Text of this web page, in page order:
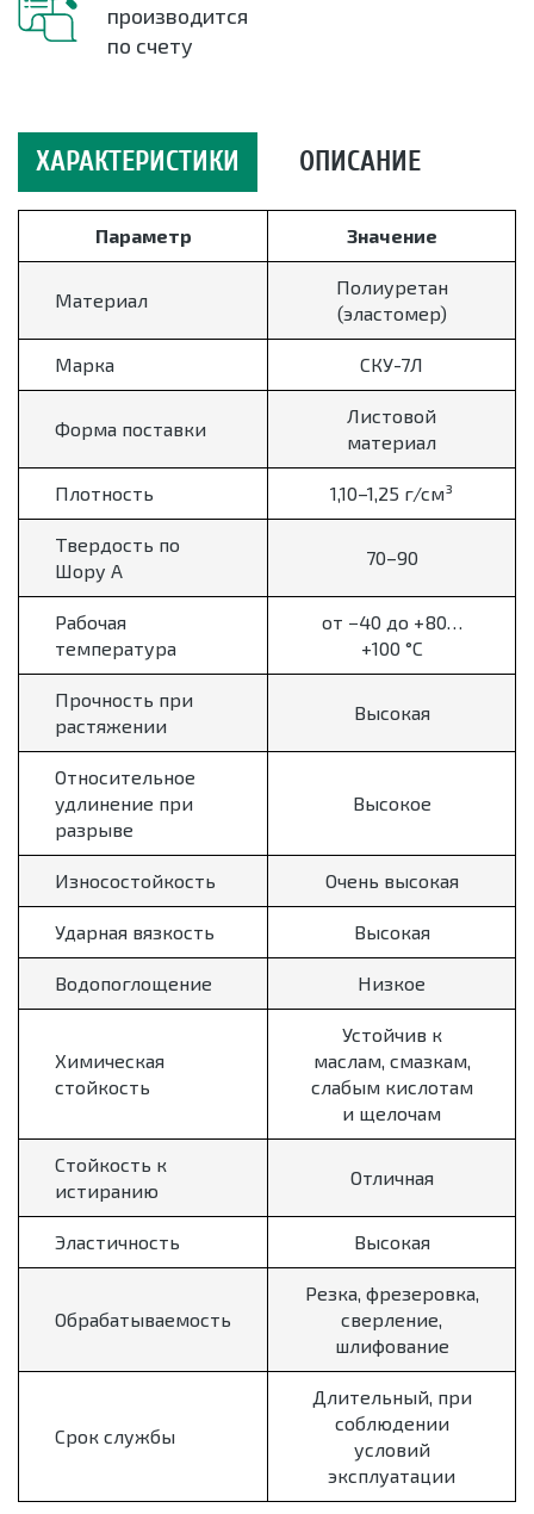
производится
по счету
ХАРАКТЕРИСТИКИ ОПИСАНИЕ
Параметр Значение
Материал
Полиуретан
(эластомер)
Марка СКУ-7Л
Форма поставки
Листовой
материал
Плотность 1,10–1,25 г/см³
Твердость по
Шору A
70–90
Рабочая
температура
от −40 до +80…
+100 °C
Прочность при
растяжении
Высокая
Относительное
удлинение при
разрыве
Высокое
Износостойкость Очень высокая
Ударная вязкость Высокая
Водопоглощение Низкое
Химическая
стойкость
Устойчив к
маслам, смазкам,
слабым кислотам
и щелочам
Стойкость к
истиранию
Отличная
Эластичность Высокая
Обрабатываемость
Резка, фрезеровка,
сверление,
шлифование
Срок службы
Длительный, при
соблюдении
условий
эксплуатации